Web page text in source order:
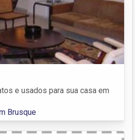
e usados para sua casa em
Brusque